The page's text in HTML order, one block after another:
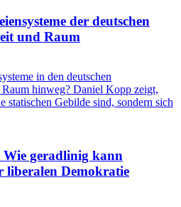
der deutschen
und Raum
in den deutschen
hinweg? Daniel Kopp zeigt,
statischen Gebilde sind, sondern sich
geradlinig kann
liberalen Demokratie